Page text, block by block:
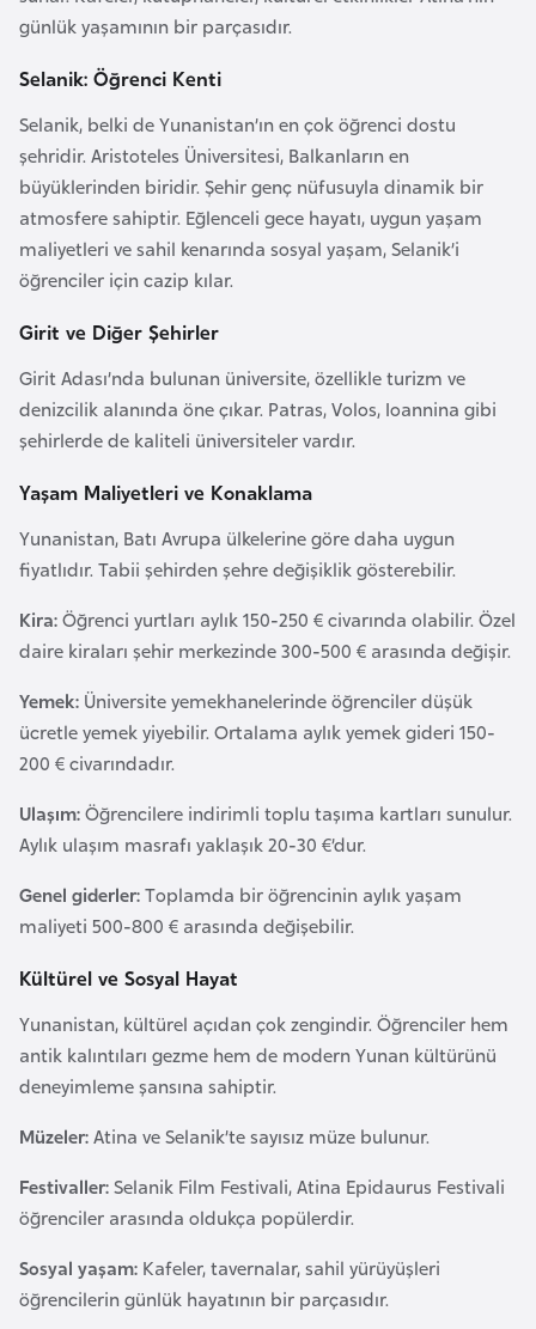
günlük yaşamının bir parçasıdır.
Selanik: Öğrenci Kenti
Selanik, belki de Yunanistan’ın en çok öğrenci dostu
şehridir. Aristoteles Üniversitesi, Balkanların en
büyüklerinden biridir. Şehir genç nüfusuyla dinamik bir
atmosfere sahiptir. Eğlenceli gece hayatı, uygun yaşam
maliyetleri ve sahil kenarında sosyal yaşam, Selanik’i
öğrenciler için cazip kılar.
Girit ve Diğer Şehirler
Girit Adası’nda bulunan üniversite, özellikle turizm ve
denizcilik alanında öne çıkar. Patras, Volos, Ioannina gibi
şehirlerde de kaliteli üniversiteler vardır.
Yaşam Maliyetleri ve Konaklama
Yunanistan, Batı Avrupa ülkelerine göre daha uygun
fiyatlıdır. Tabii şehirden şehre değişiklik gösterebilir.
Kira:Öğrenci yurtları aylık 150-250 € civarında olabilir. Özel
daire kiraları şehir merkezinde 300-500 € arasında değişir.
Yemek: Üniversite yemekhanelerinde öğrenciler düşük
ücretle yemek yiyebilir. Ortalama aylık yemek gideri 150-
200 € civarındadır.
Ulaşım:Öğrencilere indirimli toplu taşıma kartları sunulur.
Aylık ulaşım masrafı yaklaşık 20-30 €’dur.
Genel giderler:Toplamda bir öğrencinin aylık yaşam
maliyeti 500-800 € arasında değişebilir.
Kültürel ve Sosyal Hayat
Yunanistan, kültürel açıdan çok zengindir. Öğrenciler hem
antik kalıntıları gezme hem de modern Yunan kültürünü
deneyimleme şansına sahiptir.
Müzeler:Atina ve Selanik’te sayısız müze bulunur.
Festivaller:Selanik Film Festivali, Atina Epidaurus Festivali
öğrenciler arasında oldukça popülerdir.
Sosyal yaşam: Kafeler, tavernalar, sahil yürüyüşleri
öğrencilerin günlük hayatının bir parçasıdır.
r
y
e
t
i
C
e
a
y
i
r
C
i
b
t
i
Ç
i
a
n
m
a
r
k
D
e
o
k